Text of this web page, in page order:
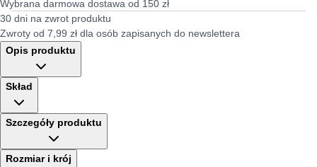
Wybrana darmowa dostawa od 150 zł
30 dni na zwrot produktu
Zwroty od 7,99 zł dla osób zapisanych do newslettera
Opis produktu
Skład
Szczegóły produktu
Rozmiar i krój